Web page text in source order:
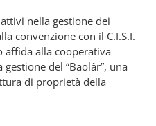
nella gestione dei
convenzione con il C.I.S.I.
affida alla cooperativa
del “Baolâr”, una
di proprietà della